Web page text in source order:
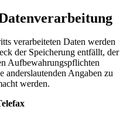
verarbeiteten Daten werden
der Speicherung entfällt, der
Aufbewahrungspflichten
anderslautenden Angaben zu
werden.